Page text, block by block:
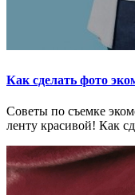
Как сделать фото
Советы по съемке
ленту красивой! Как